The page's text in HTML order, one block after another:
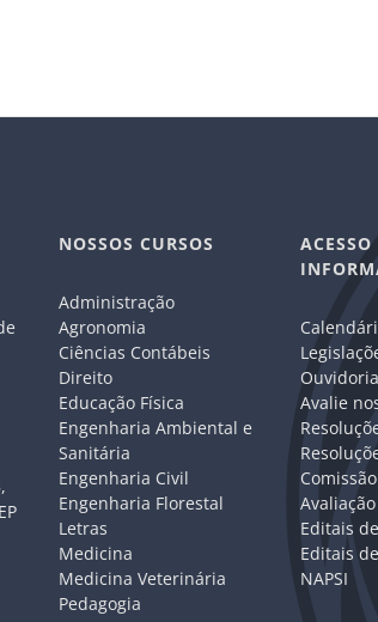
NOSSOS CURSOS
Administração
Agronomia
Ciências Contábeis
Direito
Educação Física
Engenharia Ambiental e
Sanitária
Engenharia Civil
Engenharia Florestal
Letras
Medicina
Medicina Veterinária
Pedagogia
ACESSO
Ouvidoria
Avalie
Avaliação
Editais
Editais
NAPSI